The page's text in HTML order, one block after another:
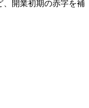
、開業初期の赤字を補